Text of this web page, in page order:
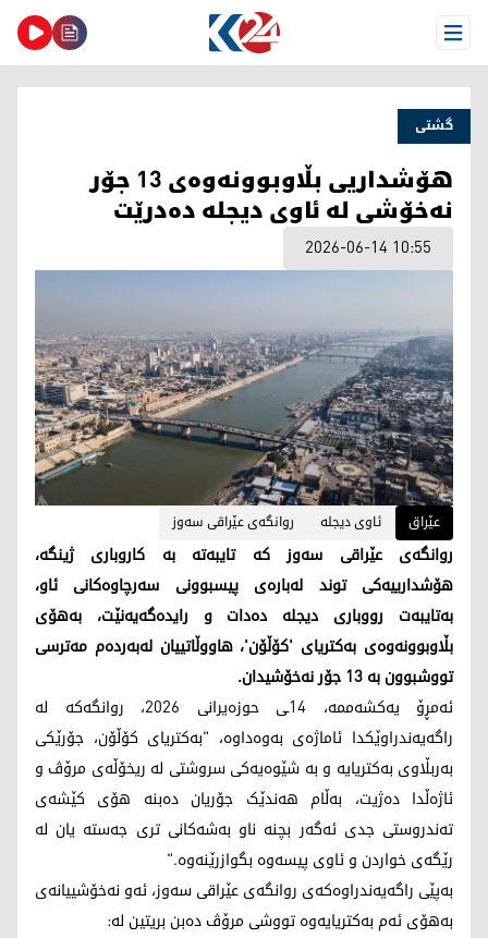
Open Menu
گشتی
هۆشداریی بڵاوبوونەوەی 13 جۆر
نەخۆشی لە ئاوی دیجلە دەدرێت
2026-06-14 10:55
عێراق ئاوی دیجلە روانگەی عێراقی سەوز
روانگەی عێراقی سەوز کە تایبەتە بە کاروباری ژینگە،
هۆشدارییەکی توند لەبارەی پیسبوونی سەرچاوەکانی ئاو،
بەتایبەت رووباری دیجلە دەدات و رایدەگەیەنێت، بەهۆی
بڵاوبوونەوەی بەکتریای 'کۆڵۆن'، هاووڵاتییان لەبەردەم مەترسی
تووشبوون بە 13 جۆر نەخۆشیدان.
ئەمڕۆ یەکشەممە، 14ـی حوزەیرانی 2026، روانگەکە لە
راگەیەندراوێکدا ئاماژەی بەوەداوە، "بەکتریای کۆڵۆن، جۆرێکی
بەربڵاوی بەکتریایە و بە شێوەیەکی سروشتی لە ریخۆڵەی مرۆڤ و
ئاژەڵدا دەژیت، بەڵام هەندێک جۆریان دەبنە هۆی کێشەی
تەندروستی جدی ئەگەر بچنە ناو بەشەکانی تری جەستە یان لە
رێگەی خواردن و ئاوی پیسەوە بگوازرێنەوە."
بەپێی راگەیەندراوەکەی روانگەی عێراقی سەوز، ئەو نەخۆشییانەی
بەهۆی ئەم بەکتریایەوە تووشی مرۆڤ دەبن بریتین لە: